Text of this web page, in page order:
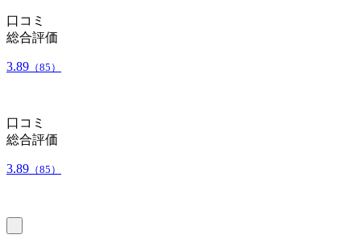
口コミ
総合評価
3.89 （85）
口コミ
総合評価
3.89 （85）